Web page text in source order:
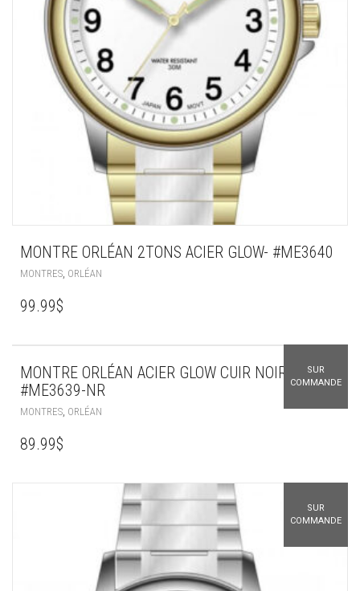
MONTRE ORLÉAN 2TONS ACIER GLOW- #ME3640
MONTRES ORLÉAN
99.99$
SUR
COMMANDE
MONTRE ORLÉAN ACIER GLOW CUIR NOIR-
#ME3639-NR
MONTRES ORLÉAN
89.99$
SUR
COMMANDE